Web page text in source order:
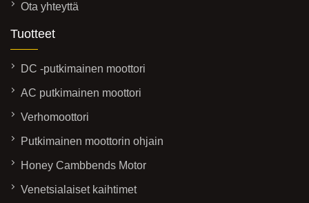
Ota yhteyttä
Tuotteet
DC -putkimainen moottori
AC putkimainen moottori
Verhomoottori
Putkimainen moottorin ohjain
Honey Cambbends Motor
Venetsialaiset kaihtimet